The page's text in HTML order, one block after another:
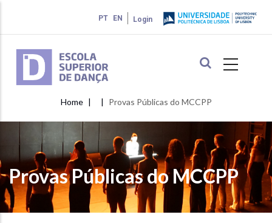
main
content
Login
PT EN
Breadcrumb
Home Provas Públicas do MCCPP
Provas Públicas do MCCPP